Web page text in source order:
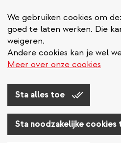
We gebruiken cookies om
goed te laten werken. Die
weigeren.
Andere cookies kan je wel
Meer over onze cookies
Sta alles toe
Sta noodzakelijke cookies